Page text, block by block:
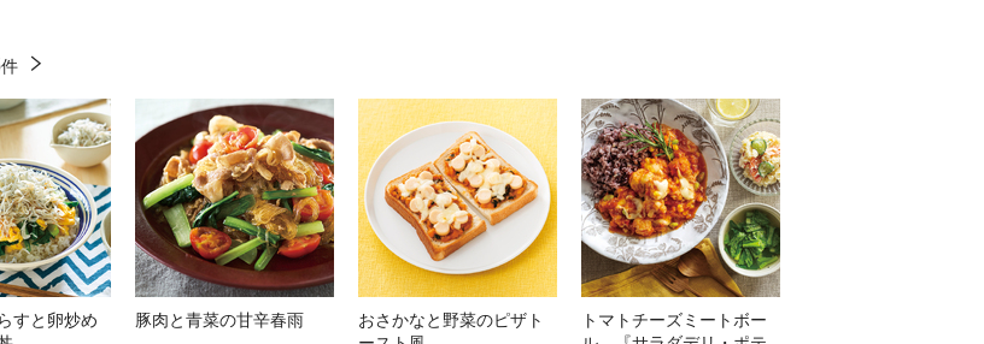
件
すと卵炒め
豚肉と青菜の甘辛春雨
おさかなと野菜のピザト
トマトチーズミートボー